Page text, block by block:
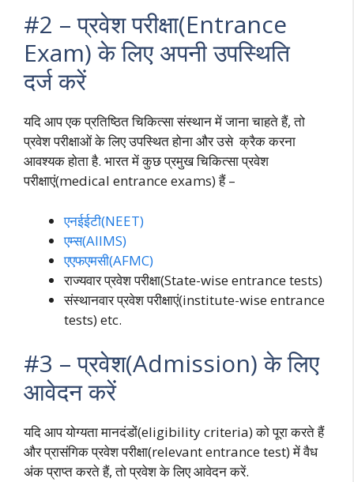
#2 – प्रवेश परीक्षा(Entrance
Exam) के लिए अपनी उपस्थिति
दर्ज करें
यदि आप एक प्रतिष्ठित चिकित्सा संस्थान में जाना चाहते हैं, तो
प्रवेश परीक्षाओं के लिए उपस्थित होना और उसे क्रैक करना
आवश्यक होता है. भारत में कुछ प्रमुख चिकित्सा प्रवेश
परीक्षाएं(medical entrance exams) हैं –
एनईईटी(NEET)
एम्स(AIIMS)
एएफएमसी(AFMC)
राज्यवार प्रवेश परीक्षा(State-wise entrance tests)
संस्थानवार प्रवेश परीक्षाएं(institute-wise entrance
tests) etc.
#3 – प्रवेश(Admission) के लिए
आवेदन करें
यदि आप योग्यता मानदंडों(eligibility criteria) को पूरा करते हैं
और प्रासंगिक प्रवेश परीक्षा(relevant entrance test) में वैध
अंक प्राप्त करते हैं, तो प्रवेश के लिए आवेदन करें.